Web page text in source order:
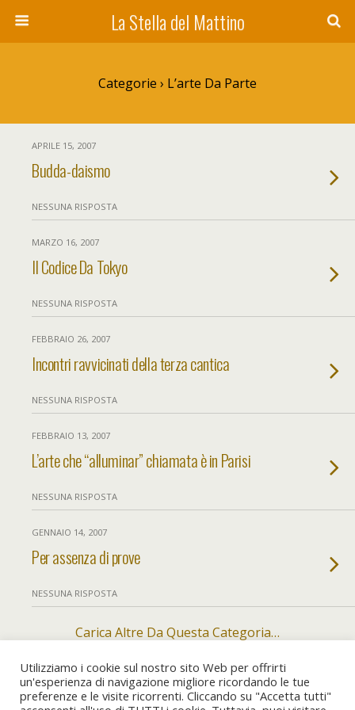
La Stella del Mattino
Categorie › L’arte Da Parte
APRILE 15, 2007
Budda-daismo
NESSUNA RISPOSTA
MARZO 16, 2007
Il Codice Da Tokyo
NESSUNA RISPOSTA
FEBBRAIO 26, 2007
Incontri ravvicinati della terza cantica
NESSUNA RISPOSTA
FEBBRAIO 13, 2007
L’arte che “alluminar” chiamata è in Parisi
NESSUNA RISPOSTA
GENNAIO 14, 2007
Per assenza di prove
NESSUNA RISPOSTA
Carica Altre Da Questa Categoria…
Torna su
Utilizziamo i cookie sul nostro sito Web per offrirti
un'esperienza di navigazione migliore ricordando le tue
preferenze e le visite ricorrenti. Cliccando su "Accetta tutti"